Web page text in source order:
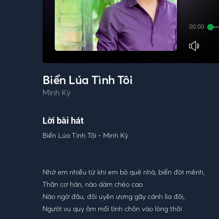
00:00
Biển Lúa Tình Tôi
Minh Kỳ
Lời bài hát
Biển Lúa Tình Tôi - Minh Kỳ
Nhớ em nhiều từ khi em bỏ quê nhà, biển đời mênh,
Thân cơ hàn, nào dám chèo cao
Nào ngờ đâu, đôi uyên ương gãy cánh lìa đôi,
Người vu quy ôm mối tình chôn vào lòng thôi